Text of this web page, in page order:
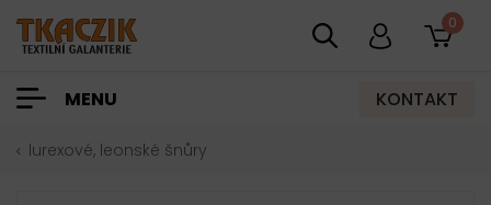
0
MENU KONTAKT
lurexové, leonské šnůry